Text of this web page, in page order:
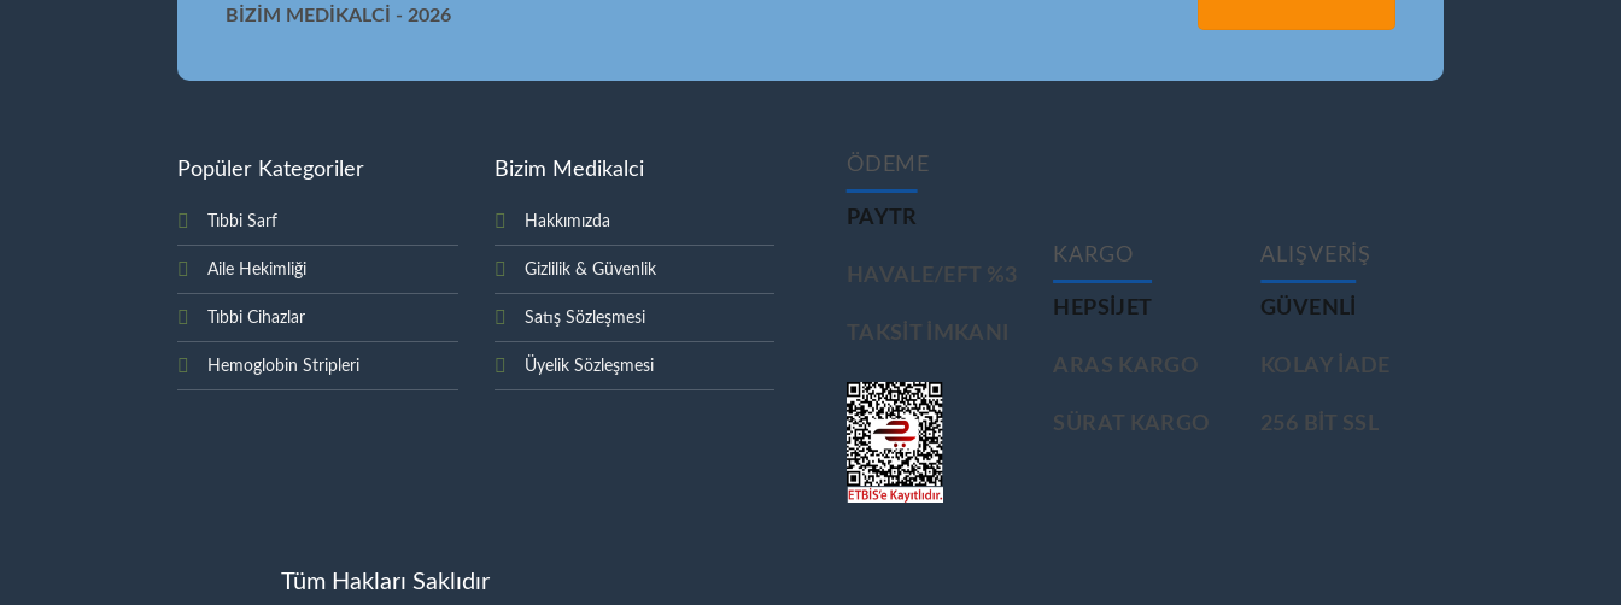
BİZİM MEDİKALCİ - 2026
Popüler Kategoriler
Tıbbi Sarf
Aile Hekimliği
Tıbbi Cihazlar
Hemoglobin Stripleri
Bizim Medikalci
Hakkımızda
Gizlilik & Güvenlik
Satış Sözleşmesi
Üyelik Sözleşmesi
ÖDEME
PAYTR
HAVALE/EFT %3
TAKSIT IMKANI
KARGO
HEPSIJET
ARAS KARGO
SÜRAT KARGO
ALIŞVERİŞ
GÜVENLİ
KOLAY İADE
256 BİT SSL
Tüm Hakları Saklıdır